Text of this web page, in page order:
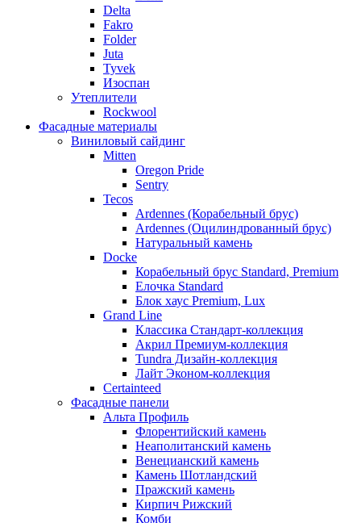
Delta
Fakro
Folder
Juta
Tyvek
Изоспан
Утеплители
Rockwool
Фасадные материалы
Виниловый сайдинг
Mitten
Oregon Pride
Sentry
Tecos
Ardennes (Корабельный брус)
Ardennes (Оцилиндрованный брус)
Натуральный камень
Docke
Корабельный брус Standard, Premium
Елочка Standard
Блок хаус Premium, Lux
Grand Line
Классика Стандарт-коллекция
Акрил Премиум-коллекция
Tundra Дизайн-коллекция
Лайт Эконом-коллекция
Certainteed
Фасадные панели
Альта Профиль
Флорентийский камень
Неаполитанский камень
Венецианский камень
Камень Шотландский
Пражский камень
Кирпич Рижский
Комби